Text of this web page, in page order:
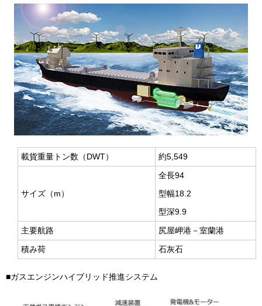
載貨重量トン数（DWT） 約5,549
サイズ（m）
全長94
型幅18.2
型深9.9
主要航路
尻屋岬港－室蘭港
積み荷
石灰石
■ガスエンジンハイブリッド推進システム